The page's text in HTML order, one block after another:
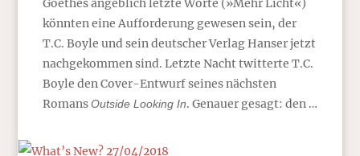
Goethes angeblich letzte Worte (»Mehr Licht«)
könnten eine Aufforderung gewesen sein, der
T.C. Boyle und sein deutscher Verlag Hanser jetzt
nachgekommen sind. Letzte Nacht twitterte T.C.
Boyle den Cover-Entwurf seines nächsten
RomansOutside Looking In. Genauer gesagt: den …